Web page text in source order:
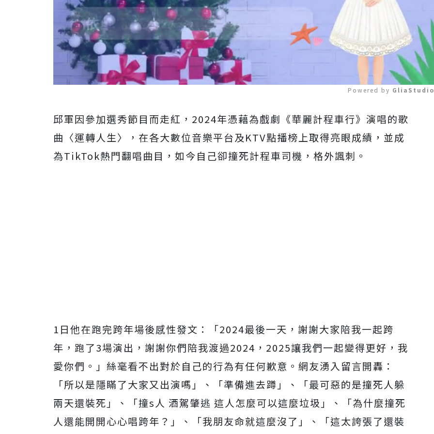
Mute
Powered by
邱軍因參加選秀節目而走紅，2024年憑藉為戲劇《華麗計程車行》演唱的歌
曲〈運轉人生〉，在各大數位音樂平台及KTV點播榜上取得亮眼成績，並成
為TikTok熱門翻唱曲目，如今自己卻撞死計程車司機，格外諷刺。
1日他在跑完跨年場後感性發文：「2024最後一天，謝謝大家陪我一起跨
年，跑了3場演出，謝謝你們陪我渡過2024，2025讓我們一起變得更好，我
愛你們。」絲毫看不出對於自己的行為有任何歉意。網友湧入留言開轟：
「所以是隱瞞了大家又出演嗎」、「準備進去蹲」、「最可惡的是撞死人躲
兩天還裝死」、「撞s人 酒駕肇逃 這人怎麼可以這麼垃圾」、「為什麼撞死
人還能開開心心唱跨年？」、「我朋友命就這麼沒了」、「這太誇張了還裝